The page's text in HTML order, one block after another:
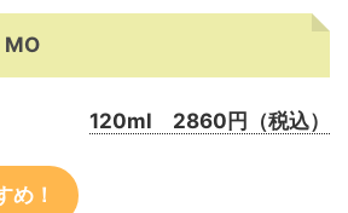
120ml 2860円（税込）
め！